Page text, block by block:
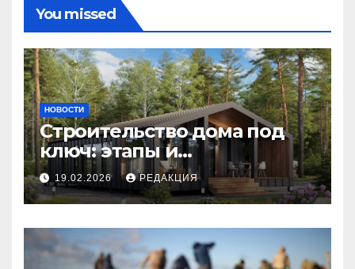
You missed
НОВОСТИ
Строительство дома под
ключ: этапы и
планирование бюджета
19.02.2026 РЕДАКЦИЯ